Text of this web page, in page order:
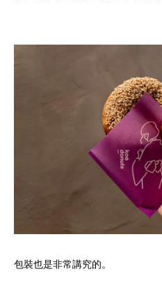
包裝也是非常講究的。